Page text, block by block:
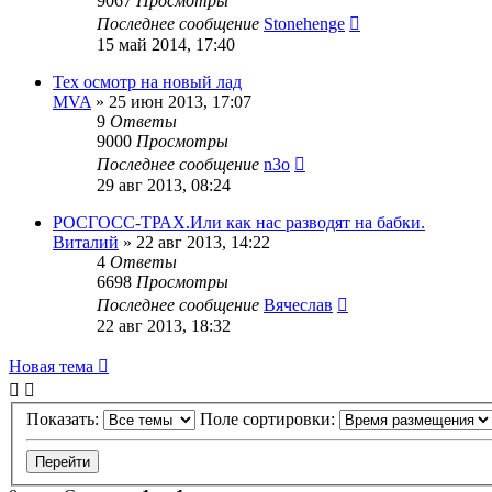
Последнее сообщение Stonehenge
15 май 2014, 17:40
Тех осмотр на новый лад
MVA » 25 июн 2013, 17:07
9 Ответы
9000 Просмотры
Последнее сообщение n3o
29 авг 2013, 08:24
РОСГОСС-ТРАХ.Или как нас разводят на бабки.
Виталий » 22 авг 2013, 14:22
4 Ответы
6698 Просмотры
Последнее сообщение Вячеслав
22 авг 2013, 18:32
Новая тема
Показать: Поле сортировки: